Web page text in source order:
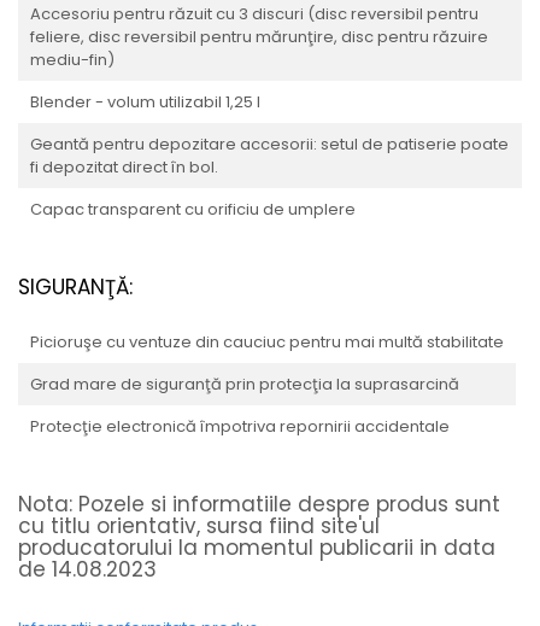
Accesoriu pentru răzuit cu 3 discuri (disc reversibil pentru
feliere, disc reversibil pentru mărunţire, disc pentru răzuire
mediu-fin)
Blender - volum utilizabil 1,25 l
Geantă pentru depozitare accesorii: setul de patiserie poate
fi depozitat direct în bol.
Capac transparent cu orificiu de umplere
SIGURANŢĂ:
Picioruşe cu ventuze din cauciuc pentru mai multă stabilitate
Grad mare de siguranţă prin protecţia la suprasarcină
Protecţie electronică împotriva repornirii accidentale
Nota: Pozele si informatiile despre produs sunt
cu titlu orientativ, sursa fiind site'ul
producatorului la momentul publicarii in data
de 14.08.2023